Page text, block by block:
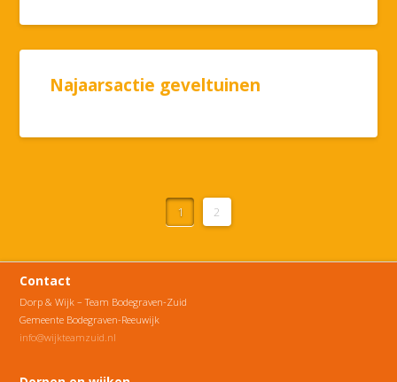
Najaarsactie geveltuinen
1 2
Contact
Dorp & Wijk – Team Bodegraven-Zuid
Gemeente Bodegraven-Reeuwijk
info@wijkteamzuid.nl